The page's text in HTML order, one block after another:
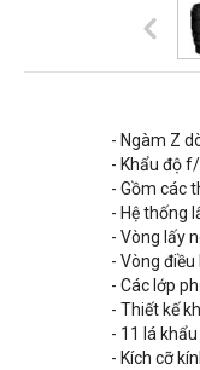
- Ngàm Z
- Khẩu độ
- Gồm các
- Hệ thống
- Vòng lấy
- Vòng
- Các lớp
- Thiết kế
- 11 lá
- Kích cỡ